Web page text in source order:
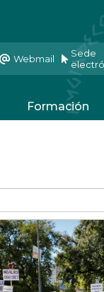
Webmail
Sede
Formación